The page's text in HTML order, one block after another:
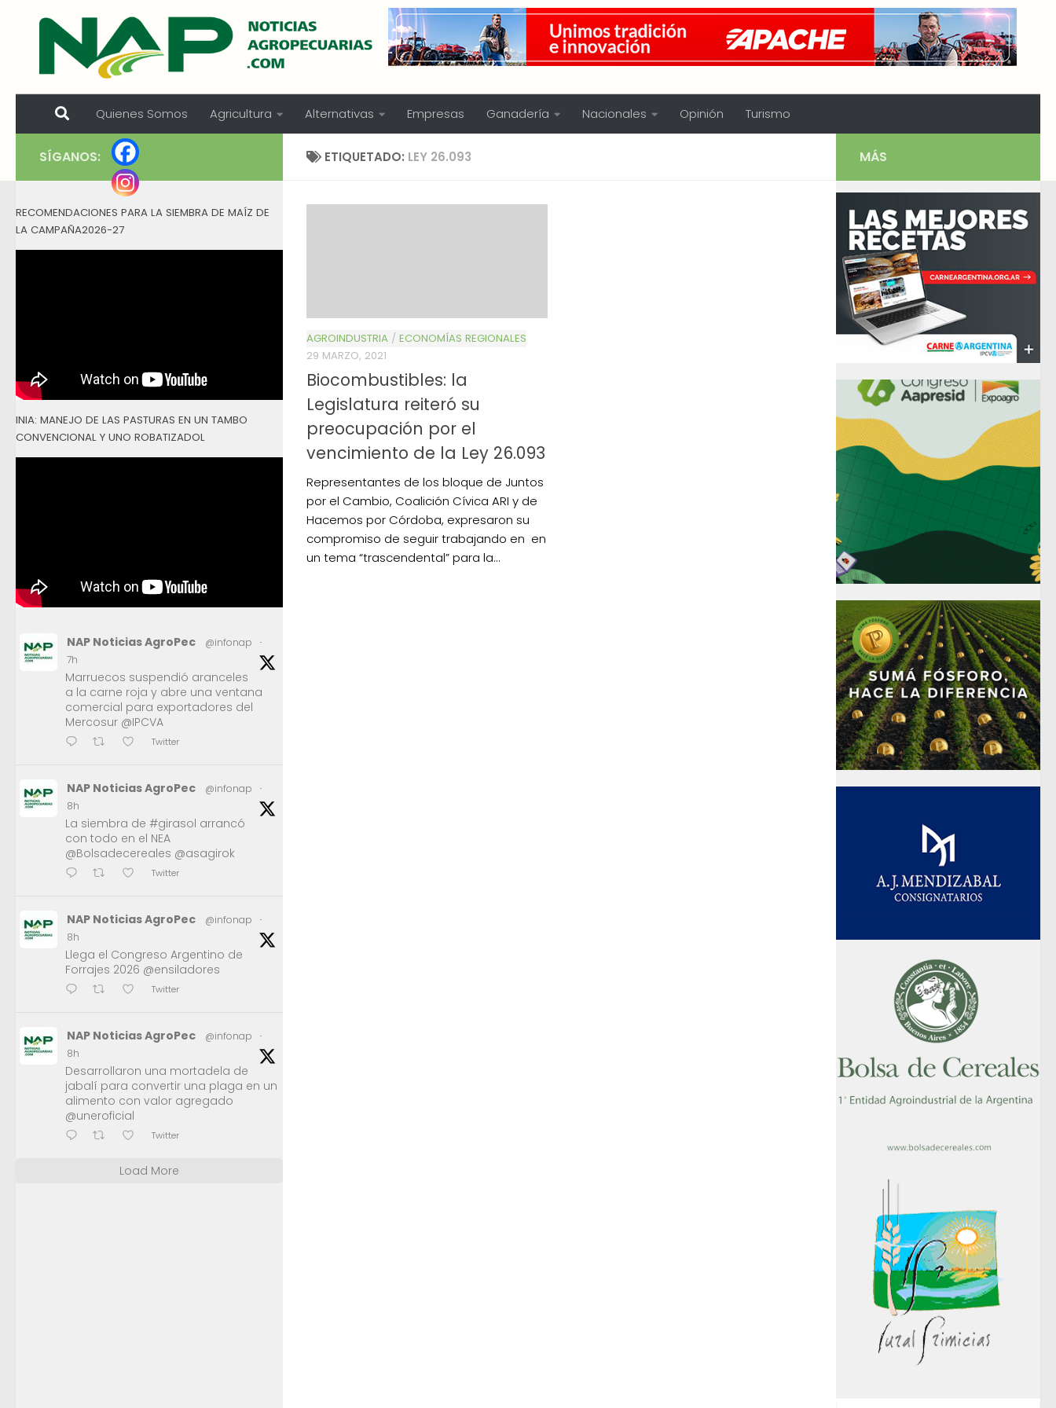
Skip to content
Quienes Somos Agricultura Alternativas Empresas Ganadería Nacionales Opinión Turismo
ETIQUETADO: LEY 26.093
AGROINDUSTRIA / ECONOMÍAS REGIONALES
29 MARZO, 2021
Biocombustibles: la
Legislatura reiteró su
preocupación por el
vencimiento de la Ley 26.093
Representantes de los bloque de Juntos
por el Cambio, Coalición Cívica ARI y de
Hacemos por Córdoba, expresaron su
compromiso de seguir trabajando en en
un tema “trascendental” para la...
SÍGANOS:
RECOMENDACIONES PARA LA SIEMBRA DE MAÍZ DE
LA CAMPAÑA2026-27
INIA: MANEJO DE LAS PASTURAS EN UN TAMBO
CONVENCIONAL Y UNO ROBATIZADOL
NAP Noticias AgroPec @infonap
·
7h
Marruecos suspendió aranceles
a la carne roja y abre una ventana
comercial para exportadores del
Mercosur @IPCVA
Twitter
NAP Noticias AgroPec @infonap
·
8h
La siembra de #girasol arrancó
con todo en el NEA
@Bolsadecereales @asagirok
Twitter
NAP Noticias AgroPec @infonap
·
8h
Llega el Congreso Argentino de
Forrajes 2026 @ensiladores
Twitter
NAP Noticias AgroPec @infonap
·
8h
Desarrollaron una mortadela de
jabalí para convertir una plaga en un
alimento con valor agregado
@uneroficial
Twitter
Load More
MÁS